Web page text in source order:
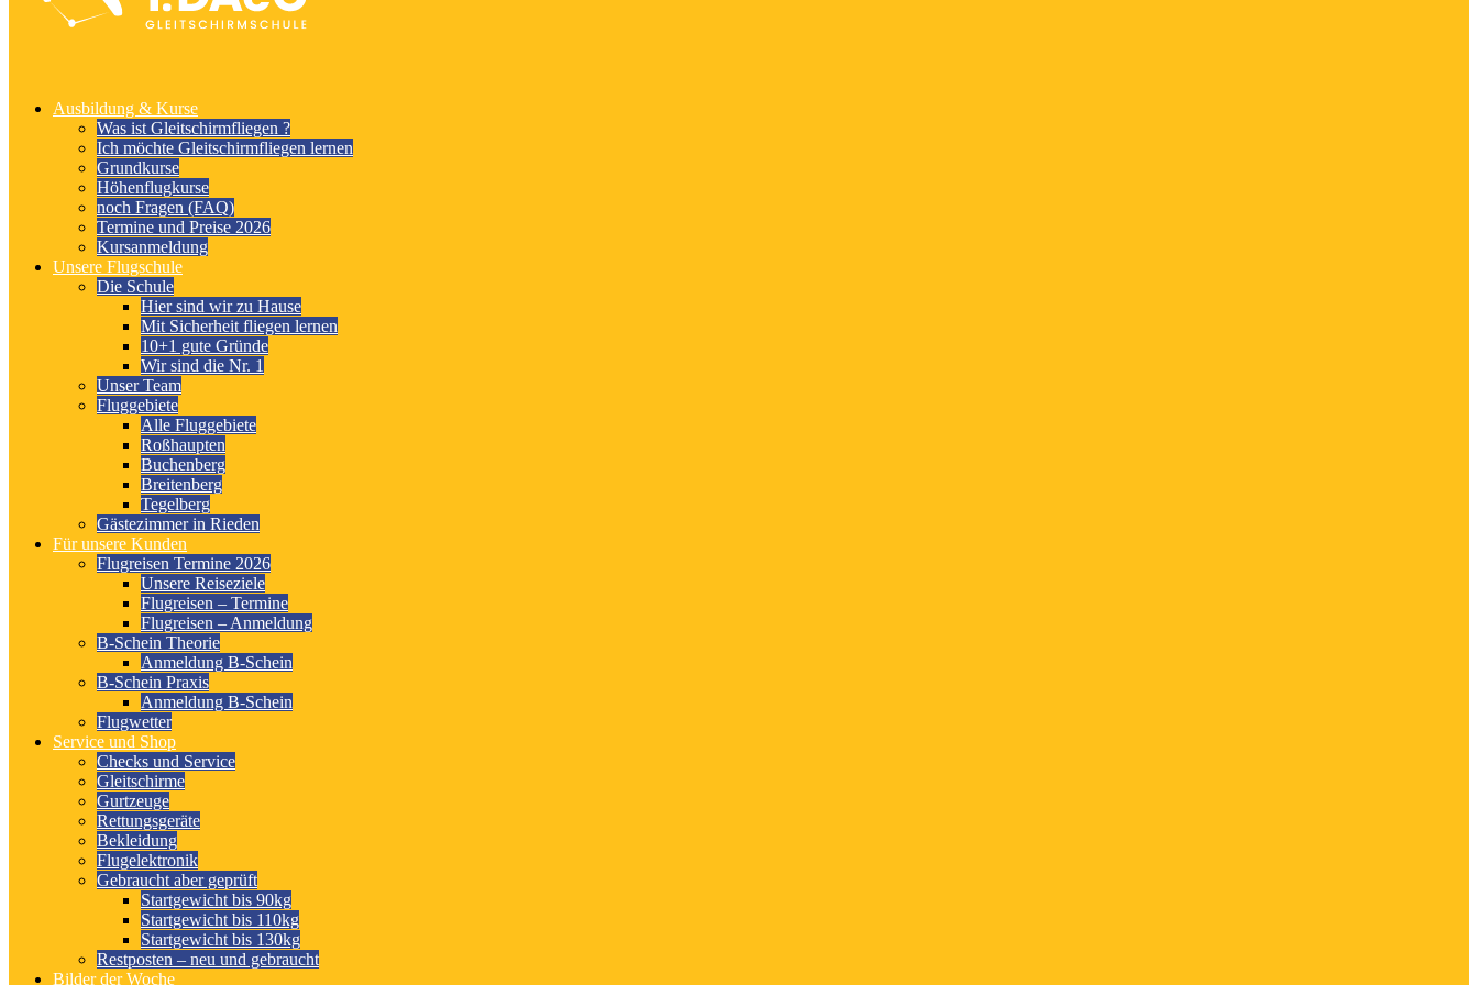
Ausbildung & Kurse
Was ist Gleitschirmfliegen ?
Ich möchte Gleitschirmfliegen lernen
Grundkurse
Höhenflugkurse
noch Fragen (FAQ)
Termine und Preise 2026
Kursanmeldung
Unsere Flugschule
Die Schule
Hier sind wir zu Hause
Mit Sicherheit fliegen lernen
10+1 gute Gründe
Wir sind die Nr. 1
Unser Team
Fluggebiete
Alle Fluggebiete
Roßhaupten
Buchenberg
Breitenberg
Tegelberg
Gästezimmer in Rieden
Für unsere Kunden
Flugreisen Termine 2026
Unsere Reiseziele
Flugreisen – Termine
Flugreisen – Anmeldung
B-Schein Theorie
Anmeldung B-Schein
B-Schein Praxis
Anmeldung B-Schein
Flugwetter
Service und Shop
Checks und Service
Gleitschirme
Gurtzeuge
Rettungsgeräte
Bekleidung
Flugelektronik
Gebraucht aber geprüft
Startgewicht bis 90kg
Startgewicht bis 110kg
Startgewicht bis 130kg
Restposten – neu und gebraucht
Bilder der Woche